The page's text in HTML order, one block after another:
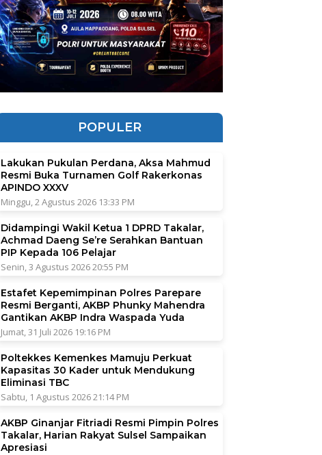
POPULER
Lakukan Pukulan Perdana, Aksa Mahmud
Resmi Buka Turnamen Golf Rakerkonas
APINDO XXXV
Minggu, 2 Agustus 2026 13:33 PM
Didampingi Wakil Ketua 1 DPRD Takalar,
Achmad Daeng Se’re Serahkan Bantuan
PIP Kepada 106 Pelajar
Senin, 3 Agustus 2026 20:55 PM
Estafet Kepemimpinan Polres Parepare
Resmi Berganti, AKBP Phunky Mahendra
Gantikan AKBP Indra Waspada Yuda
Jumat, 31 Juli 2026 19:16 PM
Poltekkes Kemenkes Mamuju Perkuat
Kapasitas 30 Kader untuk Mendukung
Eliminasi TBC
Sabtu, 1 Agustus 2026 21:14 PM
AKBP Ginanjar Fitriadi Resmi Pimpin Polres
Takalar, Harian Rakyat Sulsel Sampaikan
Apresiasi